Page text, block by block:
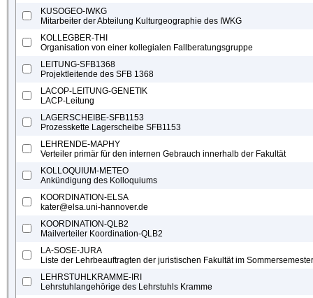
KUSOGEO-IWKG
Mitarbeiter der Abteilung Kulturgeographie des IWKG
KOLLEGBER-THI
Organisation von einer kollegialen Fallberatungsgruppe
LEITUNG-SFB1368
Projektleitende des SFB 1368
LACOP-LEITUNG-GENETIK
LACP-Leitung
LAGERSCHEIBE-SFB1153
Prozesskette Lagerscheibe SFB1153
LEHRENDE-MAPHY
Verteiler primär für den internen Gebrauch innerhalb der Fakultät
KOLLOQUIUM-METEO
Ankündigung des Kolloquiums
KOORDINATION-ELSA
kater@elsa.uni-hannover.de
KOORDINATION-QLB2
Mailverteiler Koordination-QLB2
LA-SOSE-JURA
Liste der Lehrbeauftragten der juristischen Fakultät im Sommersemester
LEHRSTUHLKRAMME-IRI
Lehrstuhlangehörige des Lehrstuhls Kramme